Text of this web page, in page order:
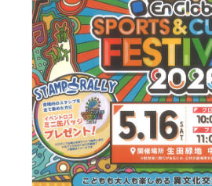
フード＆カフェ
活動団体
マネジメント会議
自然環境保全管理会議
お問合わせ